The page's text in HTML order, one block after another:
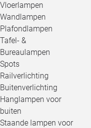
Vloerlampen
Wandlampen
Plafondlampen
Tafel- &
Bureaulampen
Spots
Railverlichting
Buitenverlichting
Hanglampen voor
buiten
Staande lampen voor